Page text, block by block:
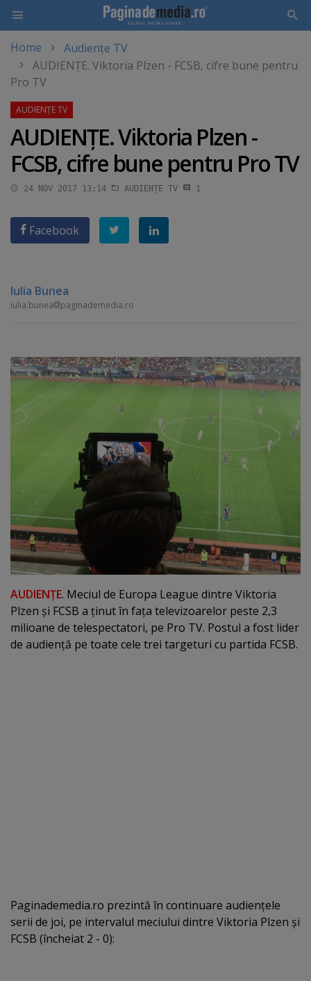
main
content
Home
Audiențe TV
AUDIENŢE. Viktoria Plzen - FCSB, cifre bune pentru
Pro TV
AUDIENŢE. Viktoria Plzen -
FCSB, cifre bune pentru Pro TV
24 NOV 2017 13:14 AUDIENȚE TV 1
Facebook
Iulia Bunea
iulia.bunea paginademedia.ro
AUDIENŢE. Meciul de Europa League dintre Viktoria
Plzen şi FCSB a ţinut în faţa televizoarelor peste 2,3
milioane de telespectatori, pe Pro TV. Postul a fost lider
de audienţă pe toate cele trei targeturi cu partida FCSB.
Paginademedia.ro prezintă în continuare audienţele
serii de joi, pe intervalul meciului dintre Viktoria Plzen şi
FCSB (încheiat 2 - 0):